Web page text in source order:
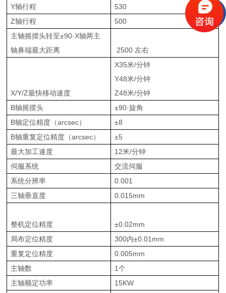
Y轴行程
530
Z轴行程
500
主轴摇摆头转至±90·X轴两主
轴鼻端最大距离
2500 左右
X/Y/Z最快移动速度
X35米/分钟
Y48米/分钟
Z48米/分钟
B轴摇摆头
±90·旋角
B轴定位精度（arcsec）
±8
B轴重复定位精度（arcsec）
±5
最大加工速度
12米/分钟
伺服系统
交流伺服
系统分辨率
0.001
三轴垂直度
0.015mm
整机定位精度
±0.02mm
局布定位精度
300内±0.01mm
重复定位精度
0.005mm
主轴数
1个
主轴额定功率
15KW